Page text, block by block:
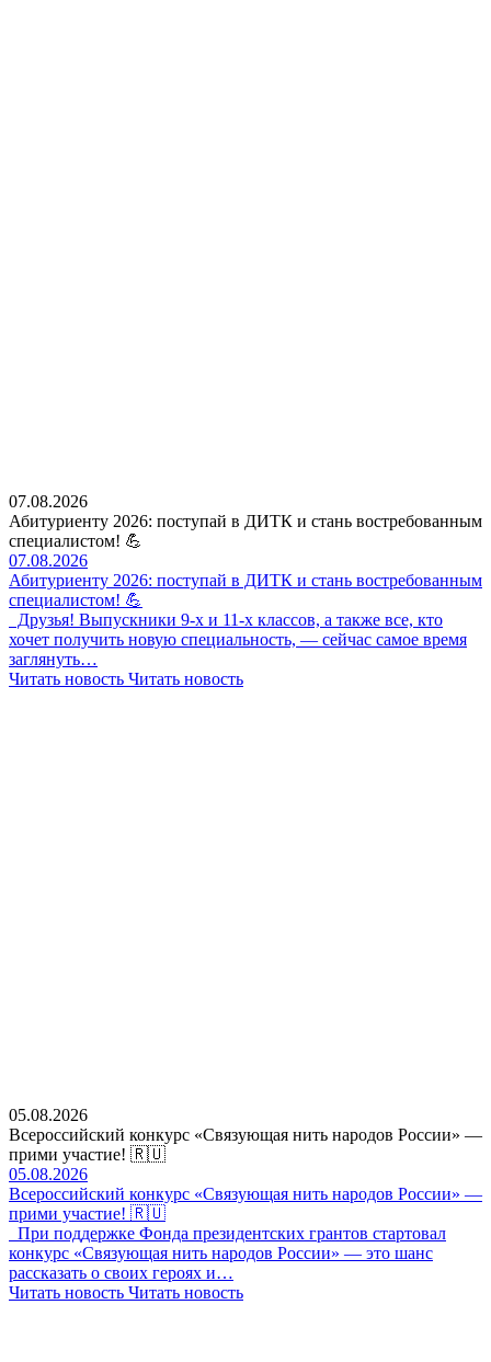
07.08.2026
Абитуриенту 2026: поступай в ДИТК и стань востребованным
специалистом! 💪
07.08.2026
Абитуриенту 2026: поступай в ДИТК и стань востребованным
специалистом! 💪
Друзья! Выпускники 9-х и 11-х классов, а также все, кто
хочет получить новую специальность, — сейчас самое время
заглянуть…
Читать новость Читать новость
05.08.2026
Всероссийский конкурс «Связующая нить народов России» —
прими участие! 🇷🇺
05.08.2026
Всероссийский конкурс «Связующая нить народов России» —
прими участие! 🇷🇺
При поддержке Фонда президентских грантов стартовал
конкурс «Связующая нить народов России» — это шанс
рассказать о своих героях и…
Читать новость Читать новость